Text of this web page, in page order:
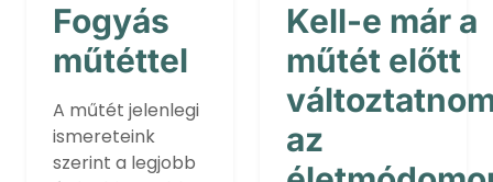
Fogyás
műtéttel
A műtét jelenlegi
ismereteink
szerint a legjobb
Kell-e már a
műtét előtt
az